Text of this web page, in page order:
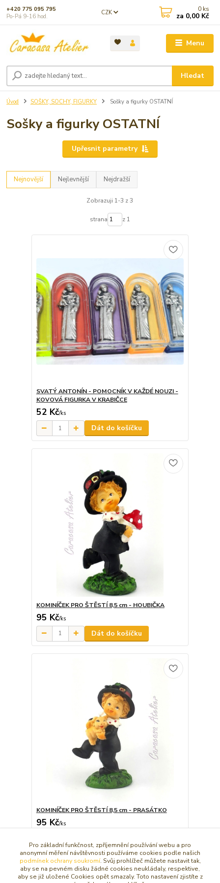
Menu
CZK
Hledat
+420 775 095 795
Po-Pá 9-16 hod.
0 ks
za 0,00 Kč
Úvod SOŠKY, SOCHY, FIGURKY Sošky a figurky OSTATNÍ
Sošky a figurky OSTATNÍ
Upřesnit parametry
Nejnovější Nejlevnější Nejdražší
Zobrazuji 1-3 z 3
strana z 1
SVATÝ ANTONÍN - POMOCNÍK V KAŽDÉ NOUZI -
KOVOVÁ FIGURKA V KRABIČCE
52 Kč/ks
Dát do košíčku
KOMINÍČEK PRO ŠTĚSTÍ 8,5 cm - HOUBIČKA
95 Kč/ks
Dát do košíčku
KOMINÍČEK PRO ŠTĚSTÍ 8,5 cm - PRASÁTKO
95 Kč/ks
strana z 1
Pro základní funkčnost, zpříjemnění používání webu a pro
anonymní měření návštěvnosti používáme cookies podle našich
podmínek ochrany soukromí. Svůj prohlížeč můžete nastavit tak,
aby se na pevném disku žádné cookies neukládaly, respektive,
aby se již uložené Cookies opět smazaly. Toto nastavení zjistíte z